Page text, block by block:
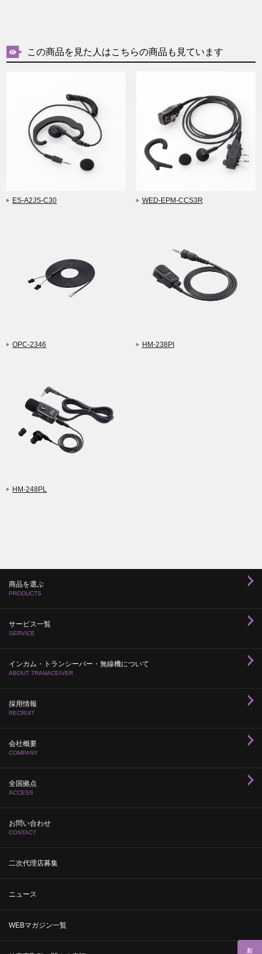
この商品を見た人はこちらの商品も見ています
ES-A2JS-C30 WED-EPM-CCS3R
OPC-2346 HM-238PI
HM-248PL
商品を選ぶ
PRODUCTS
サービス一覧
SERVICE
インカム・トランシーバー・無線機について
ABOUT TRANACEIVER
採用情報
RECRUIT
会社概要
COMPANY
全国拠点
ACCESS
お問い合わせ
CONTACT
二次代理店募集
ニュース
WEBマガジン一覧